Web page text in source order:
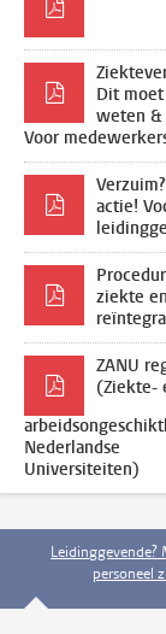
Dit
weten &
Voor
actie!
ziekte en
ZANU
(Ziekte-
Nederlandse
Universiteiten)
Leidinggevende?
personeel